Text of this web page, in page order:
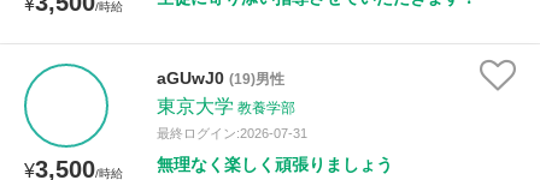
¥ /時給
¥3,500/時給
aGUwJ0 (19)男性
東京大学 教養学部
最終ログイン:2026-07-31
無理なく楽しく頑張りましょう